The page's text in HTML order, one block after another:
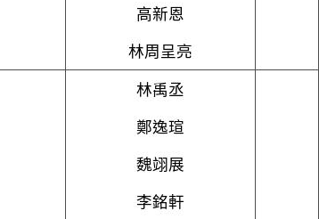
高新恩
林周呈亮
林禹丞
鄭逸瑄
魏翊展
李銘軒